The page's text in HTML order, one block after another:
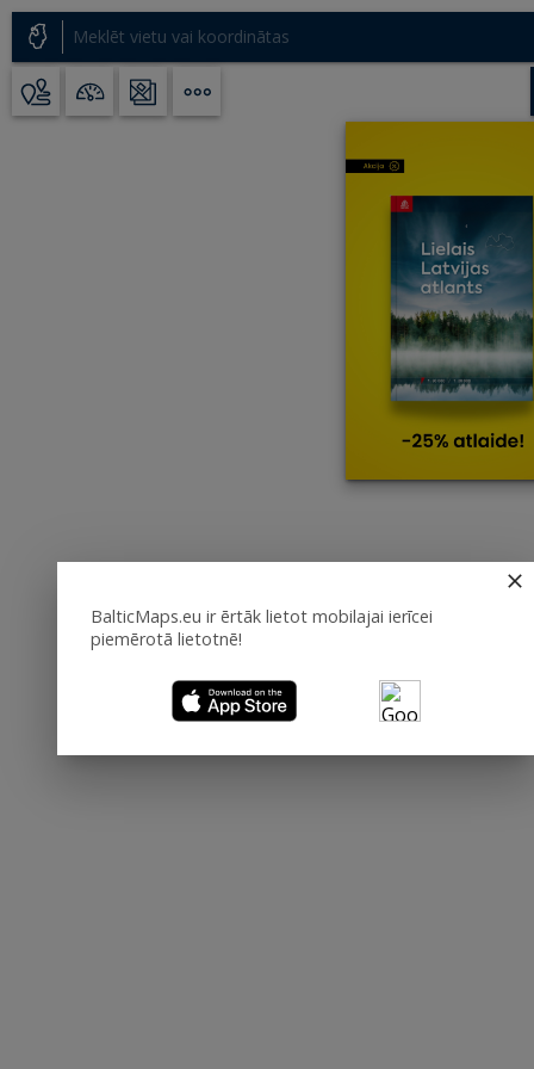
BalticMaps.eu ir ērtāk lietot mobilajai ierīcei
piemērotā lietotnē!